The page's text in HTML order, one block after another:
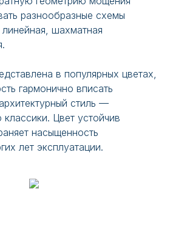
разнообразные схемы
шахматная
в популярных цветах,
гармонично вписать
стиль —
Цвет устойчив
насыщенность
лет эксплуатации.